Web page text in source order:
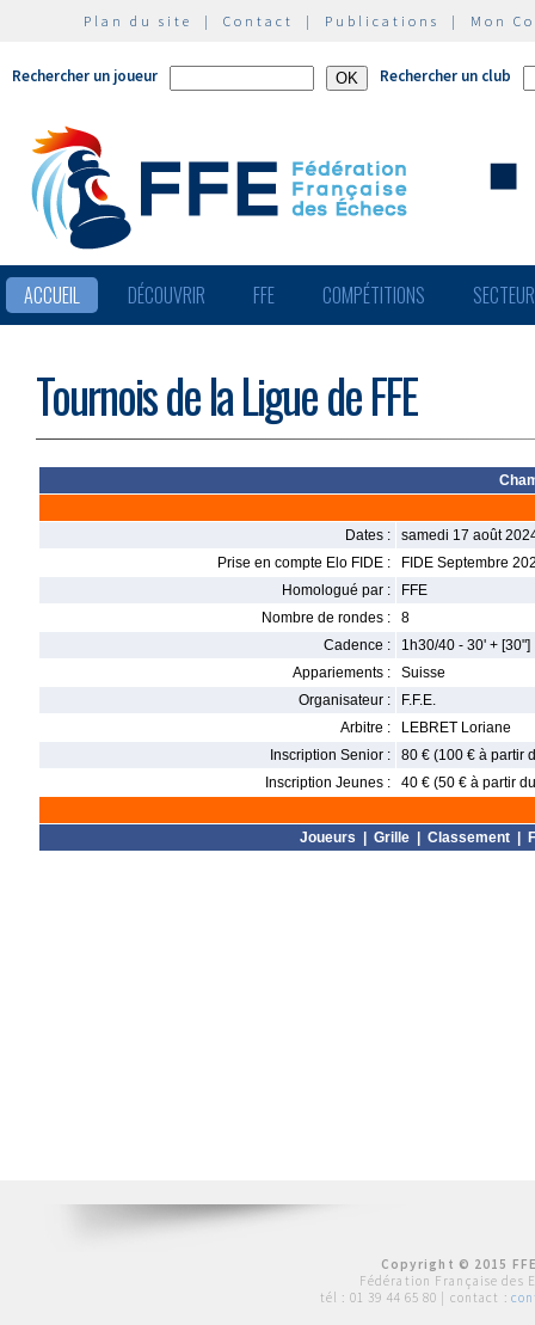
Plan du site | Contact | Publications | Mon
Rechercher un joueur Rechercher un club
ACCUEIL DÉCOUVRIR FFE COMPÉTITIONS
Tournois de la Ligue de FFE
Dates :
samedi 17 août
Prise en compte Elo FIDE :
FIDE Septembre
Homologué par :
FFE
Nombre de rondes :
8
Cadence :
1h30/40 - 30' + [30"]
Appariements :
Suisse
Organisateur :
F.F.E.
Arbitre :
LEBRET Loriane
Inscription Senior :
80 € (100 € à partir
Inscription Jeunes :
40 € (50 € à partir
Joueurs Grille Classement
Copyright © 2015
Fédération Française des
tél : 01 39 44 65 80 | contact :